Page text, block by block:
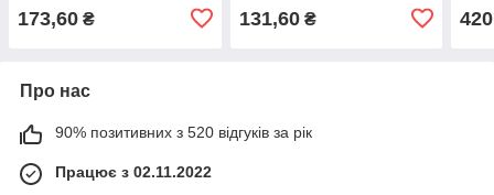
173,60 ₴ 131,60₴ 420
Про нас
90% позитивних з 520 відгуків за рік
Працює з 02.11.2022